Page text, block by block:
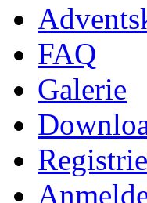
FAQ
Galerie